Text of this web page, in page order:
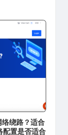
绕路？适合
配置是否适合